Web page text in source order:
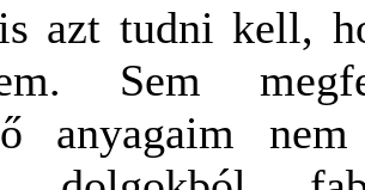
azt tudni kell,
Sem
anyagaim